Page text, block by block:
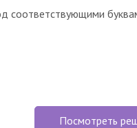
соответствующими
Посмотреть